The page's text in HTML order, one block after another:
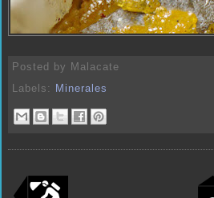
Posted by Malacate
Labels:
Minerales